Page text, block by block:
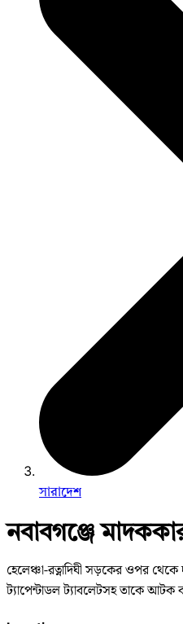
সারাদেশ
নবাবগঞ্জে
হেলেঞ্চা-রত্নাদিঘী সড়কের ওপর
ট্যাপেন্টাডল ট্যাবলেটসহ তাকে আটক